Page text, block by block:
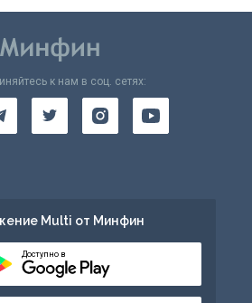
к нам в соц. сетях:
Multi от Минфин
Доступно в